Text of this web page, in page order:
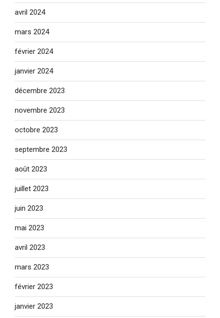
avril 2024
mars 2024
février 2024
janvier 2024
décembre 2023
novembre 2023
octobre 2023
septembre 2023
août 2023
juillet 2023
juin 2023
mai 2023
avril 2023
mars 2023
février 2023
janvier 2023